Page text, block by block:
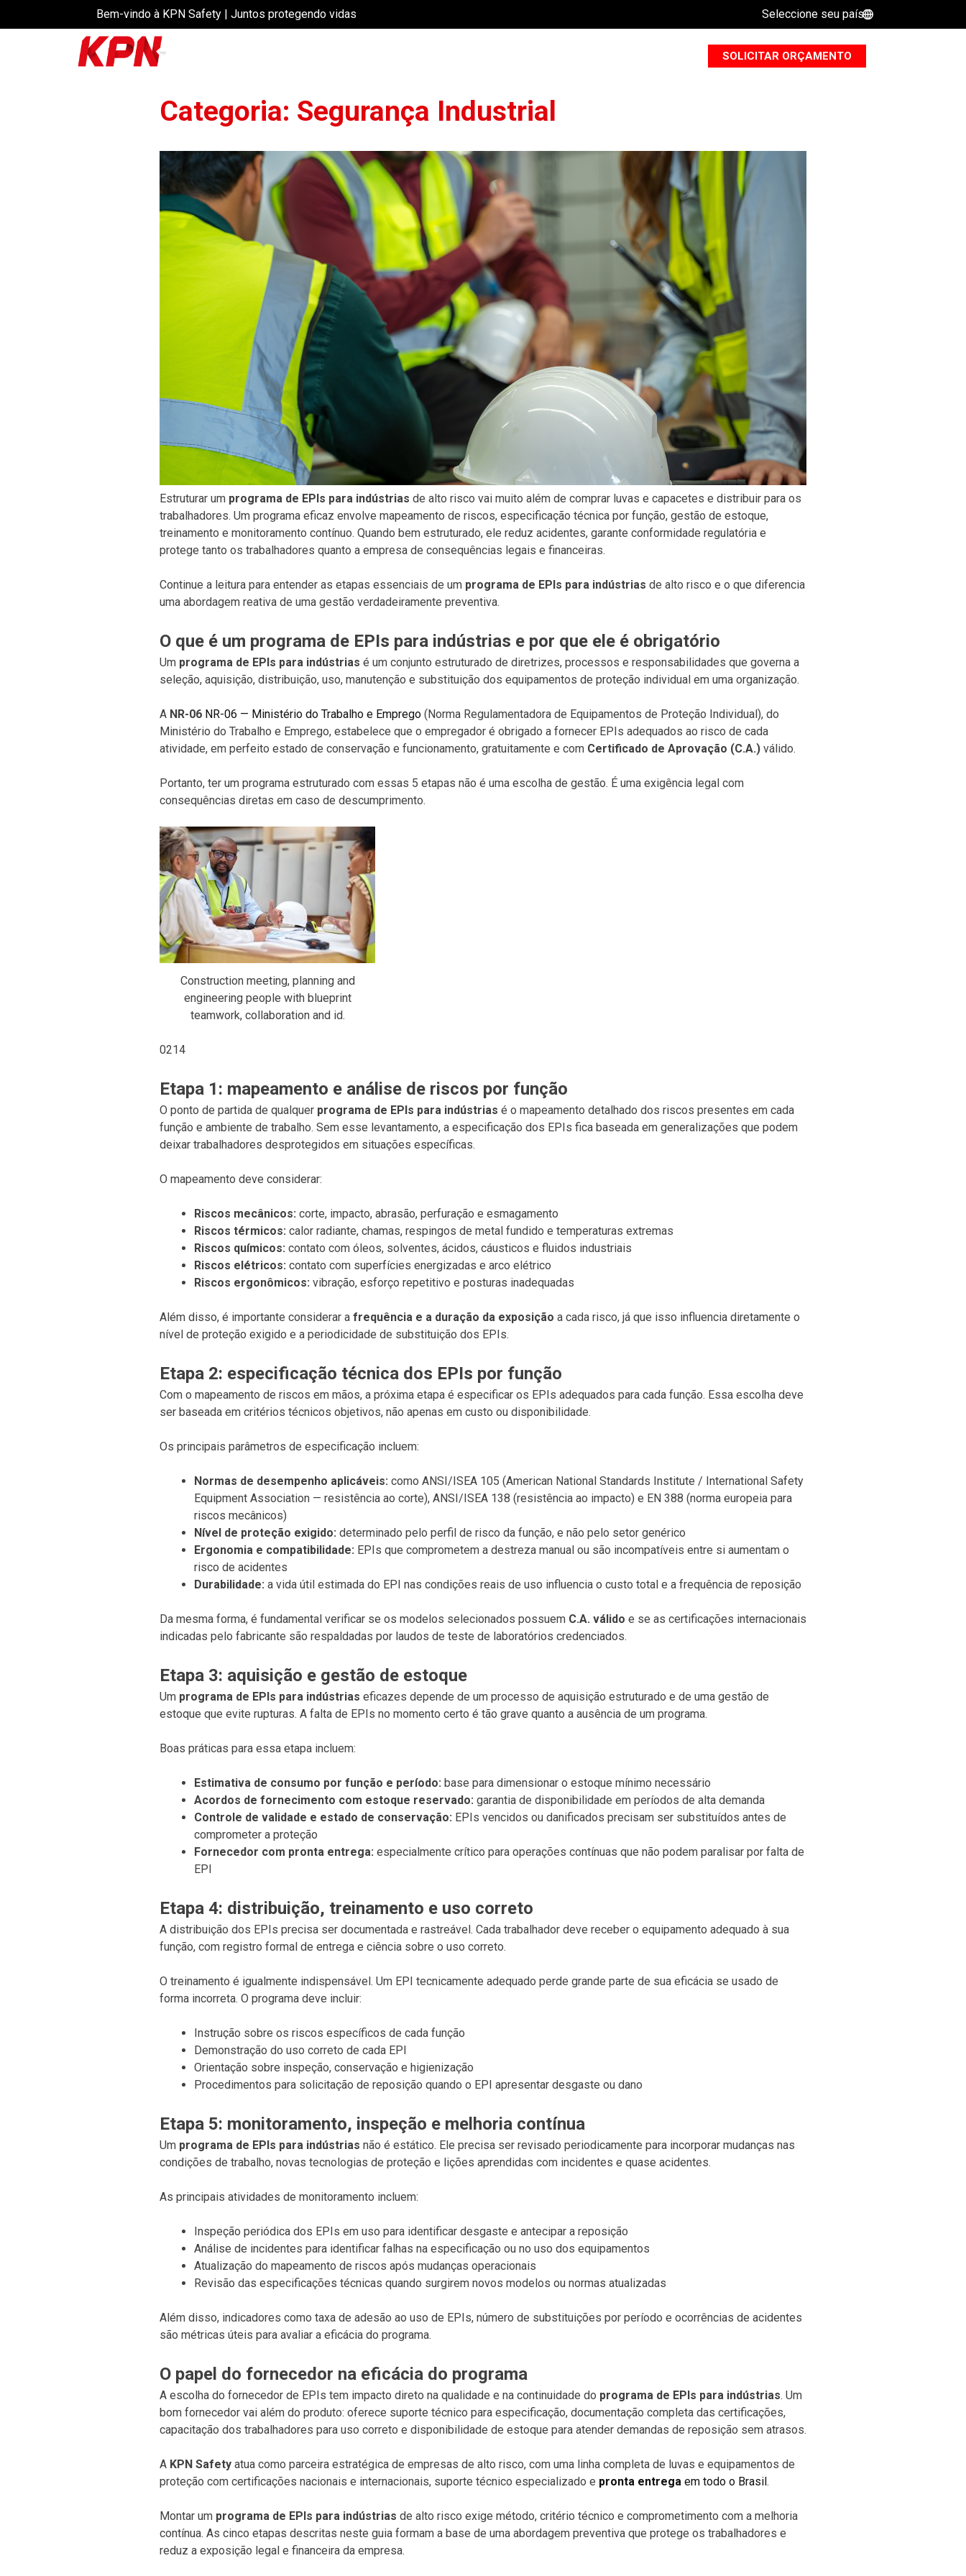
Bem-vindo à KPN Safety | Juntos protegendo vidas Seleccione seu país
SOLICITAR ORÇAMENTO
Categoria: Segurança Industrial
Estruturar um programa de EPIs para indústrias de alto risco vai muito além de comprar luvas e capacetes e distribuir para os
trabalhadores. Um programa eficaz envolve mapeamento de riscos, especificação técnica por função, gestão de estoque,
treinamento e monitoramento contínuo. Quando bem estruturado, ele reduz acidentes, garante conformidade regulatória e
protege tanto os trabalhadores quanto a empresa de consequências legais e financeiras.
Continue a leitura para entender as etapas essenciais de um programa de EPIs para indústrias de alto risco e o que diferencia
uma abordagem reativa de uma gestão verdadeiramente preventiva.
O que é um programa de EPIs para indústrias e por que ele é obrigatório
Um programa de EPIs para indústrias é um conjunto estruturado de diretrizes, processos e responsabilidades que governa a
seleção, aquisição, distribuição, uso, manutenção e substituição dos equipamentos de proteção individual em uma organização.
A NR-06 NR-06 — Ministério do Trabalho e Emprego (Norma Regulamentadora de Equipamentos de Proteção Individual), do
Ministério do Trabalho e Emprego, estabelece que o empregador é obrigado a fornecer EPIs adequados ao risco de cada
atividade, em perfeito estado de conservação e funcionamento, gratuitamente e com Certificado de Aprovação (C.A.) válido.
Portanto, ter um programa estruturado com essas 5 etapas não é uma escolha de gestão. É uma exigência legal com
consequências diretas em caso de descumprimento.
Construction meeting, planning and
engineering people with blueprint
teamwork, collaboration and id.
0214
Etapa 1: mapeamento e análise de riscos por função
O ponto de partida de qualquer programa de EPIs para indústrias é o mapeamento detalhado dos riscos presentes em cada
função e ambiente de trabalho. Sem esse levantamento, a especificação dos EPIs fica baseada em generalizações que podem
deixar trabalhadores desprotegidos em situações específicas.
O mapeamento deve considerar:
Riscos mecânicos: corte, impacto, abrasão, perfuração e esmagamento
Riscos térmicos: calor radiante, chamas, respingos de metal fundido e temperaturas extremas
Riscos químicos: contato com óleos, solventes, ácidos, cáusticos e fluidos industriais
Riscos elétricos: contato com superfícies energizadas e arco elétrico
Riscos ergonômicos: vibração, esforço repetitivo e posturas inadequadas
Além disso, é importante considerar a frequência e a duração da exposição a cada risco, já que isso influencia diretamente o
nível de proteção exigido e a periodicidade de substituição dos EPIs.
Etapa 2: especificação técnica dos EPIs por função
Com o mapeamento de riscos em mãos, a próxima etapa é especificar os EPIs adequados para cada função. Essa escolha deve
ser baseada em critérios técnicos objetivos, não apenas em custo ou disponibilidade.
Os principais parâmetros de especificação incluem:
Normas de desempenho aplicáveis: como ANSI/ISEA 105 (American National Standards Institute / International Safety
Equipment Association — resistência ao corte), ANSI/ISEA 138 (resistência ao impacto) e EN 388 (norma europeia para
riscos mecânicos)
Nível de proteção exigido: determinado pelo perfil de risco da função, e não pelo setor genérico
Ergonomia e compatibilidade: EPIs que comprometem a destreza manual ou são incompatíveis entre si aumentam o
risco de acidentes
Durabilidade: a vida útil estimada do EPI nas condições reais de uso influencia o custo total e a frequência de reposição
Da mesma forma, é fundamental verificar se os modelos selecionados possuem C.A. válido e se as certificações internacionais
indicadas pelo fabricante são respaldadas por laudos de teste de laboratórios credenciados.
Etapa 3: aquisição e gestão de estoque
Um programa de EPIs para indústrias eficazes depende de um processo de aquisição estruturado e de uma gestão de
estoque que evite rupturas. A falta de EPIs no momento certo é tão grave quanto a ausência de um programa.
Boas práticas para essa etapa incluem:
Estimativa de consumo por função e período: base para dimensionar o estoque mínimo necessário
Acordos de fornecimento com estoque reservado: garantia de disponibilidade em períodos de alta demanda
Controle de validade e estado de conservação: EPIs vencidos ou danificados precisam ser substituídos antes de
comprometer a proteção
Fornecedor com pronta entrega: especialmente crítico para operações contínuas que não podem paralisar por falta de
EPI
Etapa 4: distribuição, treinamento e uso correto
A distribuição dos EPIs precisa ser documentada e rastreável. Cada trabalhador deve receber o equipamento adequado à sua
função, com registro formal de entrega e ciência sobre o uso correto.
O treinamento é igualmente indispensável. Um EPI tecnicamente adequado perde grande parte de sua eficácia se usado de
forma incorreta. O programa deve incluir:
Instrução sobre os riscos específicos de cada função
Demonstração do uso correto de cada EPI
Orientação sobre inspeção, conservação e higienização
Procedimentos para solicitação de reposição quando o EPI apresentar desgaste ou dano
Etapa 5: monitoramento, inspeção e melhoria contínua
Um programa de EPIs para indústrias não é estático. Ele precisa ser revisado periodicamente para incorporar mudanças nas
condições de trabalho, novas tecnologias de proteção e lições aprendidas com incidentes e quase acidentes.
As principais atividades de monitoramento incluem:
Inspeção periódica dos EPIs em uso para identificar desgaste e antecipar a reposição
Análise de incidentes para identificar falhas na especificação ou no uso dos equipamentos
Atualização do mapeamento de riscos após mudanças operacionais
Revisão das especificações técnicas quando surgirem novos modelos ou normas atualizadas
Além disso, indicadores como taxa de adesão ao uso de EPIs, número de substituições por período e ocorrências de acidentes
são métricas úteis para avaliar a eficácia do programa.
O papel do fornecedor na eficácia do programa
A escolha do fornecedor de EPIs tem impacto direto na qualidade e na continuidade do programa de EPIs para indústrias. Um
bom fornecedor vai além do produto: oferece suporte técnico para especificação, documentação completa das certificações,
capacitação dos trabalhadores para uso correto e disponibilidade de estoque para atender demandas de reposição sem atrasos.
A KPN Safety atua como parceira estratégica de empresas de alto risco, com uma linha completa de luvas e equipamentos de
proteção com certificações nacionais e internacionais, suporte técnico especializado e pronta entrega em todo o Brasil.
Montar um programa de EPIs para indústrias de alto risco exige método, critério técnico e comprometimento com a melhoria
contínua. As cinco etapas descritas neste guia formam a base de uma abordagem preventiva que protege os trabalhadores e
reduz a exposição legal e financeira da empresa.